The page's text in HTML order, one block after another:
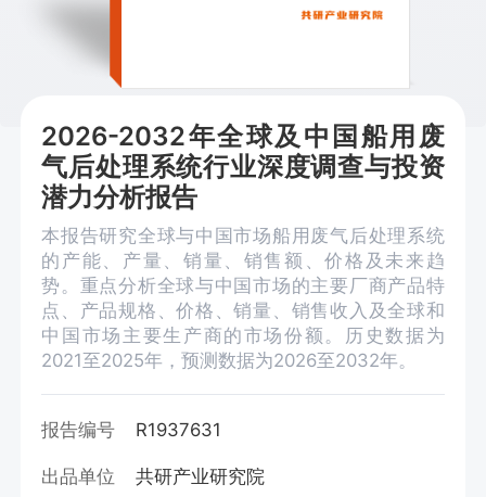
2026-2032年全球及中国船用废
气后处理系统行业深度调查与投资
潜力分析报告
本报告研究全球与中国市场船用废气后处理系统
的产能、产量、销量、销售额、价格及未来趋
势。重点分析全球与中国市场的主要厂商产品特
点、产品规格、价格、销量、销售收入及全球和
中国市场主要生产商的市场份额。历史数据为
2021至2025年，预测数据为2026至2032年。
报告编号 R1937631
出品单位 共研产业研究院